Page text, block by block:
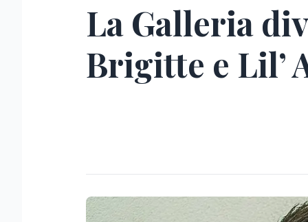
La Galleria
Brigitte e Lil’